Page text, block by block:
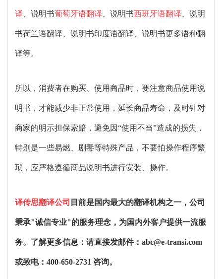
译 、说明书葡萄牙语翻译 、说明书西班牙语翻译 、说明
书荷兰语翻译、说明书印度语翻译、说明书更多语种翻
译等。
所以，消费者在购买、使用商品时，要注意商品使用说
明书，才能减少非正常使用，延长商品寿命，及时针对
商家的明示担保索赔，避免因“使用不当”造成的损失，
特别是一些易燃、剧毒等特殊产品，不要怕操作程序繁
琐，应严格遵循商品说明书进行安装、操作。
译传思翻译公司 目前是国内最大的翻译机构之一，公司
秉承"诚信专业"的服务理念，为国内外客户提供一流服
务。了解更多信息：请直接发邮件： abc@e-transi.com
或致电： 400-650-2731 咨询。